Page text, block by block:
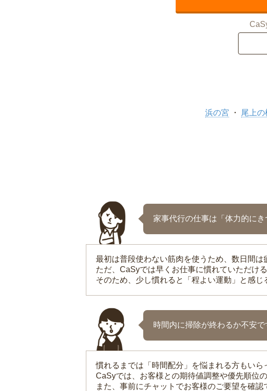
浜の宮 尾上の
家事代行の仕事は「体力的に
最初は普段使わない筋肉を使うため、数日間は
ただ、CaSyでは早くお仕事に慣れていただけ
そのため、少し慣れると「程よい運動」と感
時間内に掃除が終わるか不安
慣れるまでは「時間配分」を悩まれる方もいら
CaSyでは、お客様との期待値調整や優先順位
また、事前にチャットでお客様のご要望を確認